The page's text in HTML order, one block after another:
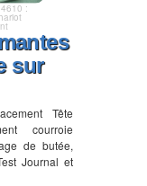
:
sur
Tête
courroie
de butée,
Journal et